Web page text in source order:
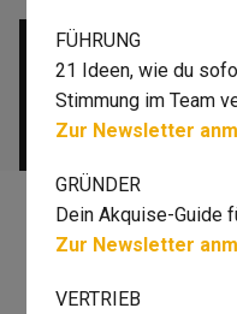
FÜHRUNG
21 Ideen, wie du
Stimmung im Team
Zur Newsletter
GRÜNDER
Dein Akquise-Guide
Zur Newsletter
VERTRIEB